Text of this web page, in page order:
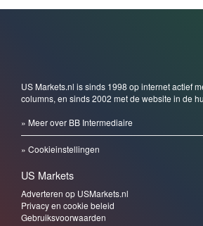
US Markets.nl is sinds 1998 op internet actief
columns, en sinds 2002 met de website in de
» Meer over BB Intermediaire
» Cookieinstellingen
US Markets
Adverteren op USMarkets.nl
Privacy en cookie beleid
Gebruiksvoorwaarden